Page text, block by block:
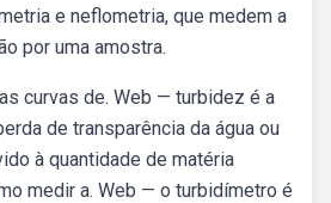
e neflometria, que medem a
por uma amostra.
curvas de. Web — turbidez é a
de transparência da água ou
à quantidade de matéria
medir a. Web — o turbidímetro é